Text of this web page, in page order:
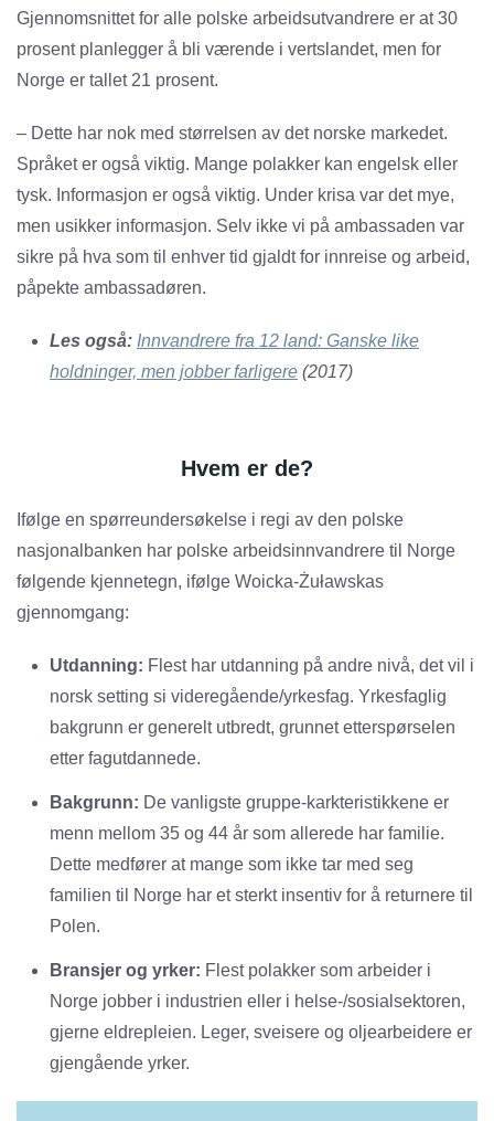
Gjennomsnittet for alle polske arbeidsutvandrere er at 30
prosent planlegger å bli værende i vertslandet, men for
Norge er tallet 21 prosent.
– Dette har nok med størrelsen av det norske markedet.
Språket er også viktig. Mange polakker kan engelsk eller
tysk. Informasjon er også viktig. Under krisa var det mye,
men usikker informasjon. Selv ikke vi på ambassaden var
sikre på hva som til enhver tid gjaldt for innreise og arbeid,
påpekte ambassadøren.
Les også: Innvandrere fra 12 land: Ganske like
holdninger, men jobber farligere (2017)
Hvem er de?
Ifølge en spørreundersøkelse i regi av den polske
nasjonalbanken har polske arbeidsinnvandrere til Norge
følgende kjennetegn, ifølge Woicka-Żuławskas
gjennomgang:
Utdanning: Flest har utdanning på andre nivå, det vil i
norsk setting si videregående/yrkesfag. Yrkesfaglig
bakgrunn er generelt utbredt, grunnet etterspørselen
etter fagutdannede.
Bakgrunn: De vanligste gruppe-karkteristikkene er
menn mellom 35 og 44 år som allerede har familie.
Dette medfører at mange som ikke tar med seg
familien til Norge har et sterkt insentiv for å returnere til
Polen.
Bransjer og yrker: Flest polakker som arbeider i
Norge jobber i industrien eller i helse-/sosialsektoren,
gjerne eldrepleien. Leger, sveisere og oljearbeidere er
gjengående yrker.